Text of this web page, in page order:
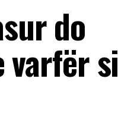
do
varfër si